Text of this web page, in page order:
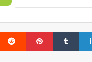
لینکدین ‫تامبلر ‫پین‌ترست